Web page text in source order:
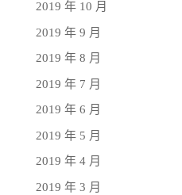
2019 年 10 月
2019 年 9 月
2019 年 8 月
2019 年 7 月
2019 年 6 月
2019 年 5 月
2019 年 4 月
2019 年 3 月